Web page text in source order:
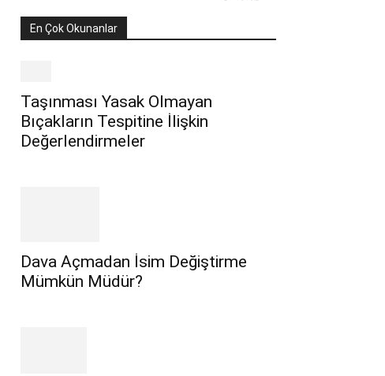
En Çok Okunanlar
Taşınması Yasak Olmayan
Bıçakların Tespitine İlişkin
Değerlendirmeler
Dava Açmadan İsim Değiştirme
Mümkün Müdür?